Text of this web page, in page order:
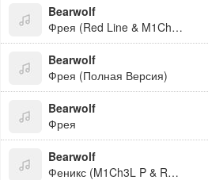
Bearwolf
Фрея (Red Line & M1Ch3L P Radio Remix)
Bearwolf
Фрея (Полная Версия)
Bearwolf
Фрея
Bearwolf
Феникс (M1Ch3L P & Red Line Remix Radio)